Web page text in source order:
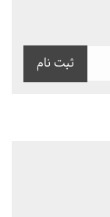
ثبت نام